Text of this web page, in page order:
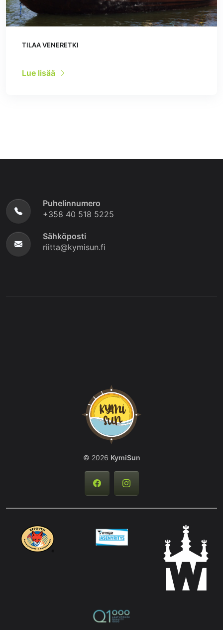
TILAA VENERETKI
Lue lisää
Puhelinnumero
+358 40 518 5225
Sähköposti
riitta@kymisun.fi
© 2026 KymiSun